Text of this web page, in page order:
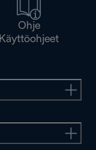
Ohje
Käyttöohjeet